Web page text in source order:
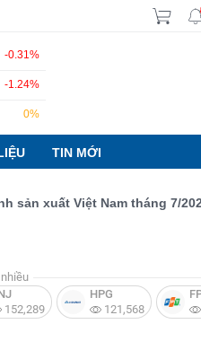
-0.31%
-1.24%
0%
TIN MỚI
xuất Việt Nam tháng 7/2026:
152,289
HPG
121,568